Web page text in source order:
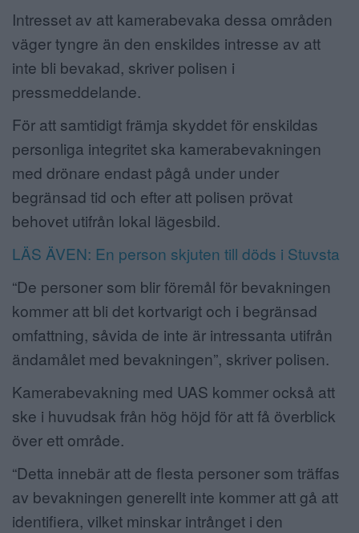
Intresset av att kamerabevaka dessa områden
väger tyngre än den enskildes intresse av att
inte bli bevakad, skriver polisen i
pressmeddelande.
För att samtidigt främja skyddet för enskildas
personliga integritet ska kamerabevakningen
med drönare endast pågå under under
begränsad tid och efter att polisen prövat
behovet utifrån lokal lägesbild.
LÄS ÄVEN: En person skjuten till döds i Stuvsta
“De personer som blir föremål för bevakningen
kommer att bli det kortvarigt och i begränsad
omfattning, såvida de inte är intressanta utifrån
ändamålet med bevakningen”, skriver polisen.
Kamerabevakning med UAS kommer också att
ske i huvudsak från hög höjd för att få överblick
över ett område.
“Detta innebär att de flesta personer som träffas
av bevakningen generellt inte kommer att gå att
identifiera, vilket minskar intrånget i den